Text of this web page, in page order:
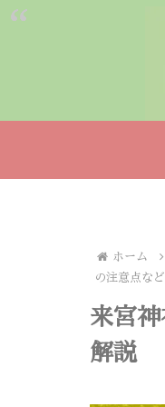
ホーム
の注意点な
来宮
解説